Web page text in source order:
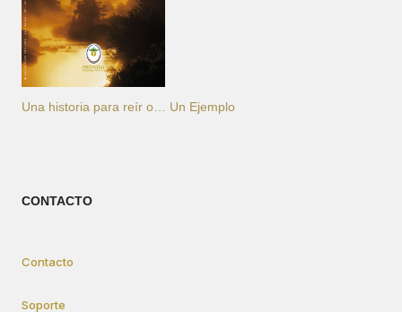
Una historia para reír o… Un Ejemplo
CONTACTO
Contacto
Soporte